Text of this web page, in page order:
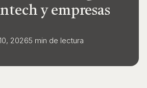
y empresas
20265 min de lectura